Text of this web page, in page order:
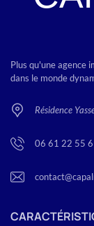
Plus qu'une agence
dans le monde
Résidence
06 61 22 55